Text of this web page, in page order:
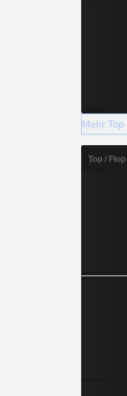
Mehr Top
Top / Flop